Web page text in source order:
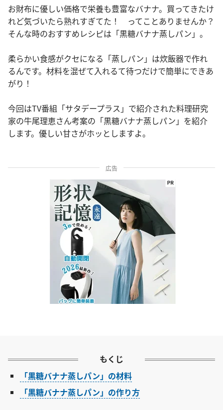
お財布に優しい価格で栄養も豊富なバナナ。買ってきたけ
れど気づいたら熟れすぎてた！ ってことありませんか？
そんな時のおすすめレシピは「黒糖バナナ蒸しパン」。
柔らかい食感がクセになる「蒸しパン」は炊飯器で作れ
るんです。材料を混ぜて入れるて待つだけで簡単にできあ
がり！
今回はTV番組「サタデープラス」で紹介された料理研究
家の牛尾理恵さん考案の「黒糖バナナ蒸しパン」を紹介
します。優しい甘さがホッとしますよ。
広告
もくじ
「黒糖バナナ蒸しパン」の材料
「黒糖バナナ蒸しパン」の作り方